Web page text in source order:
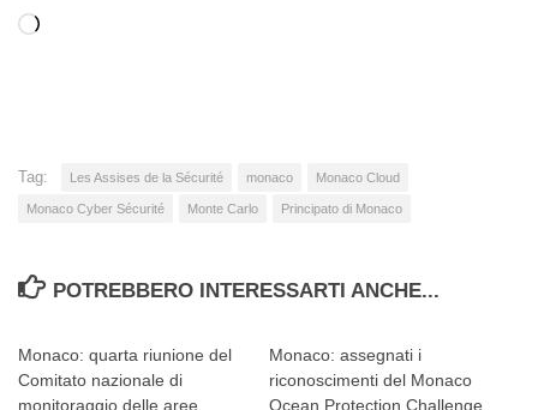
Caricamento
Tag: Les Assises de la Sécurité monaco Monaco Cloud
Monaco Cyber Sécurité Monte Carlo Principato di Monaco
POTREBBERO INTERESSARTI ANCHE...
Monaco: quarta riunione del
Comitato nazionale di
monitoraggio delle aree
Monaco: assegnati i
riconoscimenti del Monaco
Ocean Protection Challenge